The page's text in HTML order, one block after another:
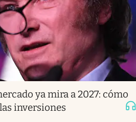
ya mira a 2027: cómo
inversiones